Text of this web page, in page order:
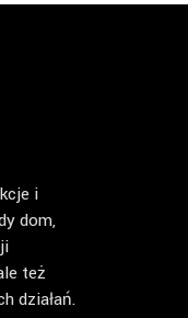
i
dom,
też
działań.